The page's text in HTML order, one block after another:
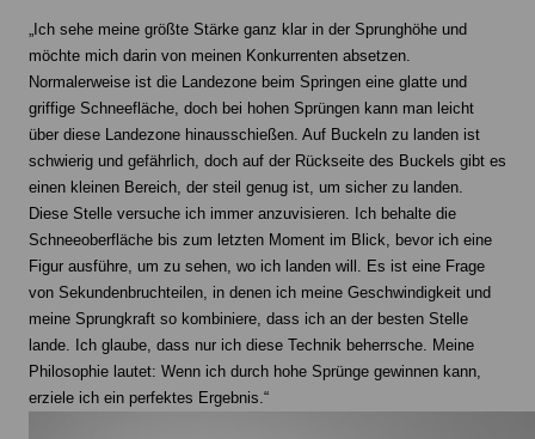
„Ich sehe meine größte Stärke ganz klar in der Sprunghöhe und
möchte mich darin von meinen Konkurrenten absetzen.
Normalerweise ist die Landezone beim Springen eine glatte und
griffige Schneefläche, doch bei hohen Sprüngen kann man leicht
über diese Landezone hinausschießen. Auf Buckeln zu landen ist
schwierig und gefährlich, doch auf der Rückseite des Buckels gibt es
einen kleinen Bereich, der steil genug ist, um sicher zu landen.
Diese Stelle versuche ich immer anzuvisieren. Ich behalte die
Schneeoberfläche bis zum letzten Moment im Blick, bevor ich eine
Figur ausführe, um zu sehen, wo ich landen will. Es ist eine Frage
von Sekundenbruchteilen, in denen ich meine Geschwindigkeit und
meine Sprungkraft so kombiniere, dass ich an der besten Stelle
lande. Ich glaube, dass nur ich diese Technik beherrsche. Meine
Philosophie lautet: Wenn ich durch hohe Sprünge gewinnen kann,
erziele ich ein perfektes Ergebnis.“